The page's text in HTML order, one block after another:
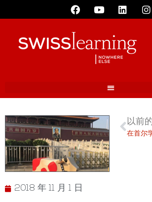
2018 年 11 月 1 日
以前
在首尔